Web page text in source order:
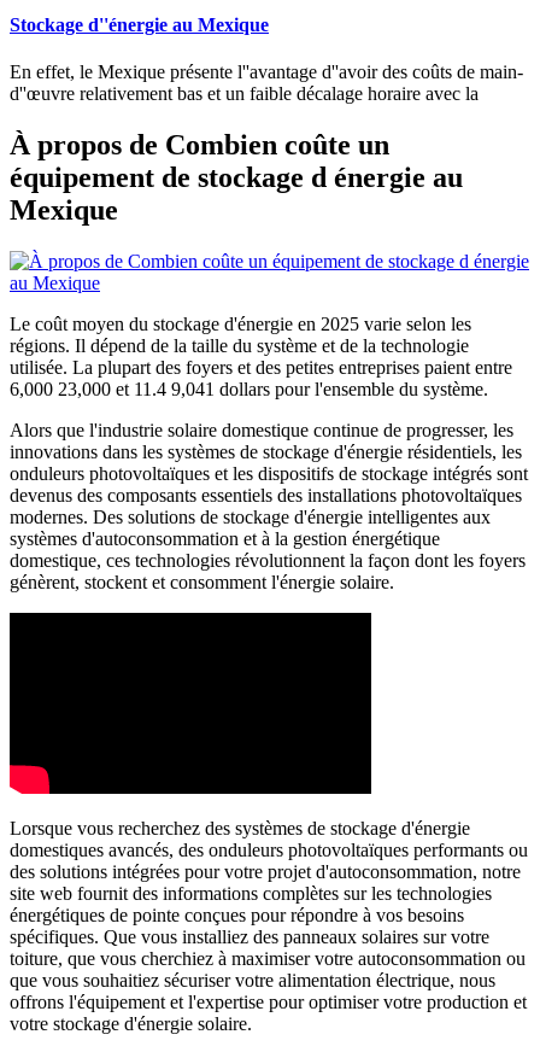
Stockage d''énergie au Mexique
En effet, le Mexique présente l''avantage d''avoir des coûts de main-
d''œuvre relativement bas et un faible décalage horaire avec la
À propos de Combien coûte un
équipement de stockage d énergie au
Mexique
Le coût moyen du stockage d'énergie en 2025 varie selon les
régions. Il dépend de la taille du système et de la technologie
utilisée. La plupart des foyers et des petites entreprises paient entre
6,000 23,000 et 11.4 9,041 dollars pour l'ensemble du système.
Alors que l'industrie solaire domestique continue de progresser, les
innovations dans les systèmes de stockage d'énergie résidentiels, les
onduleurs photovoltaïques et les dispositifs de stockage intégrés sont
devenus des composants essentiels des installations photovoltaïques
modernes. Des solutions de stockage d'énergie intelligentes aux
systèmes d'autoconsommation et à la gestion énergétique
domestique, ces technologies révolutionnent la façon dont les foyers
génèrent, stockent et consomment l'énergie solaire.
Lorsque vous recherchez des systèmes de stockage d'énergie
domestiques avancés, des onduleurs photovoltaïques performants ou
des solutions intégrées pour votre projet d'autoconsommation, notre
site web fournit des informations complètes sur les technologies
énergétiques de pointe conçues pour répondre à vos besoins
spécifiques. Que vous installiez des panneaux solaires sur votre
toiture, que vous cherchiez à maximiser votre autoconsommation ou
que vous souhaitiez sécuriser votre alimentation électrique, nous
offrons l'équipement et l'expertise pour optimiser votre production et
votre stockage d'énergie solaire.